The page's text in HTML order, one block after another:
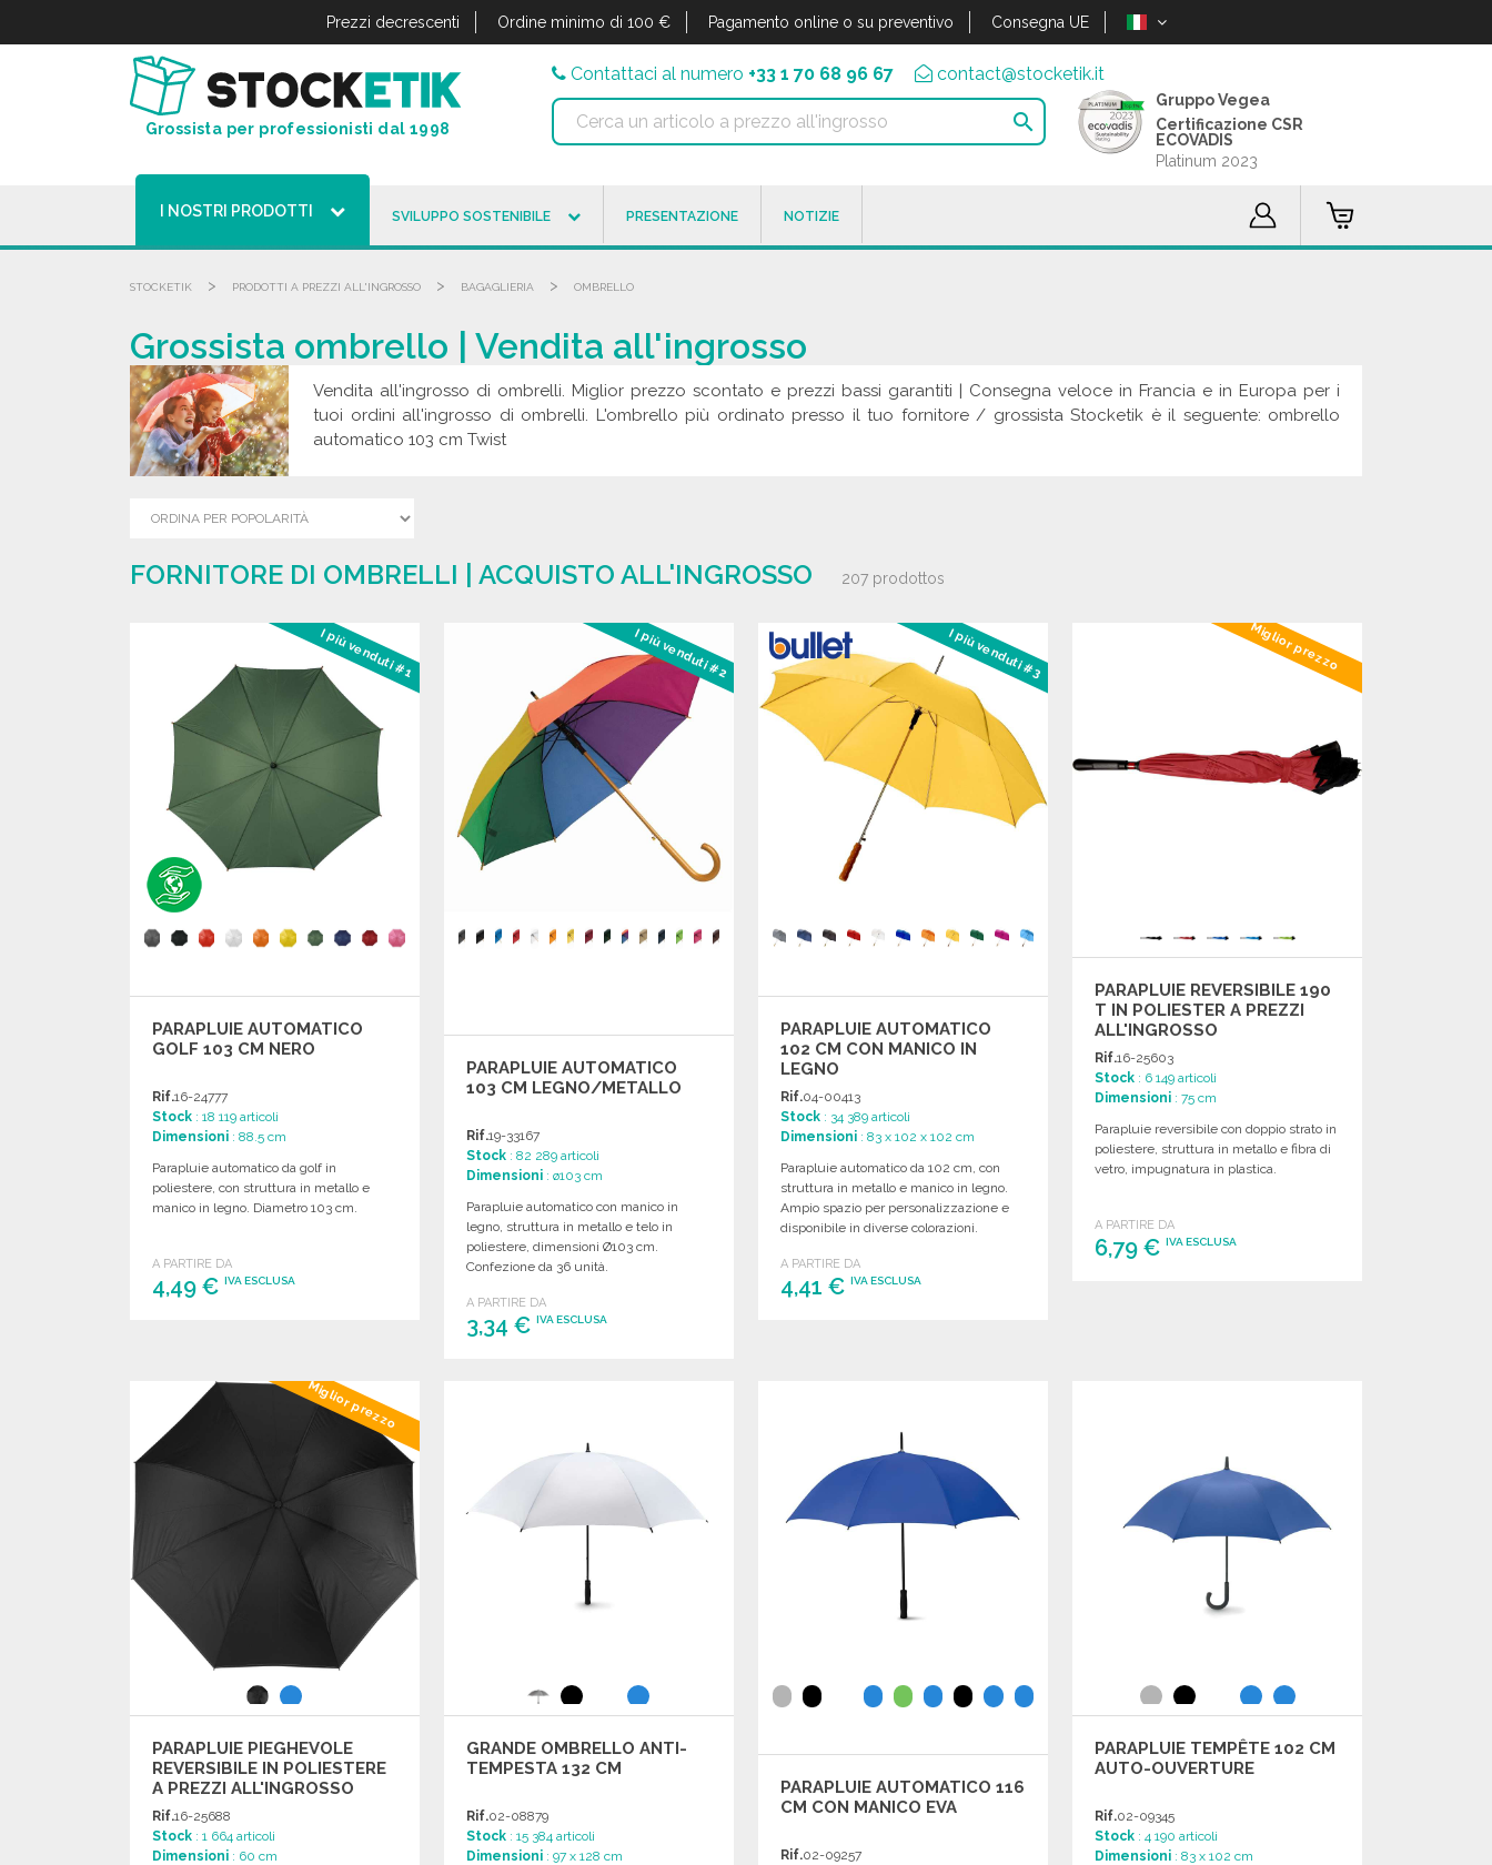
Prezzi decrescenti Ordine minimo di 100 € Pagamento online o su preventivo Consegna UE
Grossista per professionisti dal 1998
Contattaci al numero +33 1 70 68 96 67 contact@stocketik.it

Gruppo Vegea
Certificazione CSR
ECOVADIS
Platinum 2023
I NOSTRI PRODOTTI SVILUPPO SOSTENIBILE PRESENTAZIONE NOTIZIE
STOCKETIK > PRODOTTI A PREZZI ALL'INGROSSO > BAGAGLIERIA > OMBRELLO
Grossista ombrello | Vendita all'ingrosso
Vendita all'ingrosso di ombrelli. Miglior prezzo scontato e prezzi bassi garantiti | Consegna veloce in Francia e in Europa per i
tuoi ordini all'ingrosso di ombrelli. L'ombrello più ordinato presso il tuo fornitore / grossista Stocketik è il seguente: ombrello
automatico 103 cm Twist
FORNITORE DI OMBRELLI | ACQUISTO ALL'INGROSSO 207 prodottos
I più venduti #1
PARAPLUIE AUTOMATICO
GOLF 103 CM NERO
Rif.16-24777
Stock : 18 119 articoli
Dimensioni : 88.5 cm
Parapluie automatico da golf in
poliestere, con struttura in metallo e
manico in legno. Diametro 103 cm.
A PARTIRE DA
4,49 € IVA ESCLUSA
I più venduti #2
PARAPLUIE AUTOMATICO
103 CM LEGNO/METALLO
Rif.19-33167
Stock : 82 289 articoli
Dimensioni : ø103 cm
Parapluie automatico con manico in
legno, struttura in metallo e telo in
poliestere, dimensioni Ø103 cm.
Confezione da 36 unità.
A PARTIRE DA
3,34 €IVA ESCLUSA
I più venduti #3
PARAPLUIE AUTOMATICO
102 CM CON MANICO IN
LEGNO
Rif.04-00413
Stock : 34 389 articoli
Dimensioni : 83 x 102 x 102 cm
Parapluie automatico da 102 cm, con
struttura in metallo e manico in legno.
Ampio spazio per personalizzazione e
disponibile in diverse colorazioni.
A PARTIRE DA
4,41 €IVA ESCLUSA
Miglior prezzo
PARAPLUIE REVERSIBILE 190
T IN POLIESTER A PREZZI
ALL'INGROSSO
Rif.16-25603
Stock : 6 149 articoli
Dimensioni : 75 cm
Parapluie reversibile con doppio strato in
poliestere, struttura in metallo e fibra di
vetro, impugnatura in plastica.
A PARTIRE DA
6,79 €IVA ESCLUSA
Miglior prezzo
PARAPLUIE PIEGHEVOLE
REVERSIBILE IN POLIESTERE
A PREZZI ALL'INGROSSO
Rif.16-25688
Stock : 1 664 articoli
Dimensioni : 60 cm
GRANDE OMBRELLO ANTI-
TEMPESTA 132 CM
Rif.02-08879
Stock : 15 384 articoli
Dimensioni : 97 x 128 cm
PARAPLUIE AUTOMATICO 116
CM CON MANICO EVA
Rif.02-09257
PARAPLUIE TEMPÊTE 102 CM
AUTO-OUVERTURE
Rif.02-09345
Stock : 4 190 articoli
Dimensioni : 83 x 102 cm